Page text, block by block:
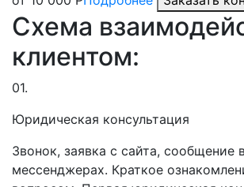
Схема
клиентом:
01.
Юридическая консультация
Звонок, заявка с сайта, сообщение
мессенджерах. Краткое